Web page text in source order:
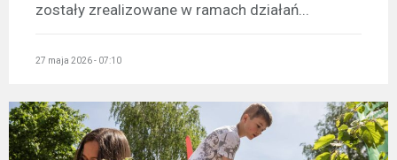
zostały zrealizowane w ramach działań...
27 maja 2026 - 07:10